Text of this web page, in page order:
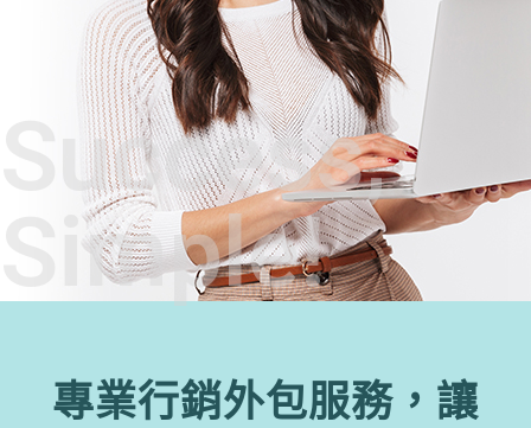
Success,
Simple!
專業行銷外包服務，讓